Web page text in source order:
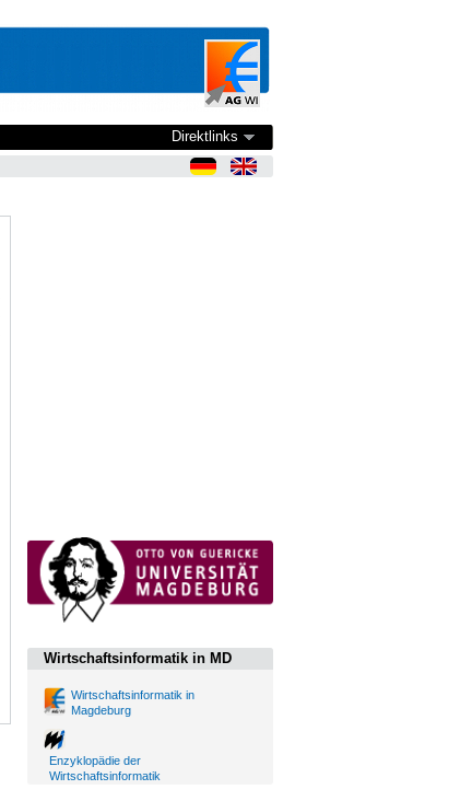
Direktlinks
Wirtschaftsinformatik in MD
Wirtschaftsinformatik in
Magdeburg
Enzyklopädie der
Wirtschaftsinformatik